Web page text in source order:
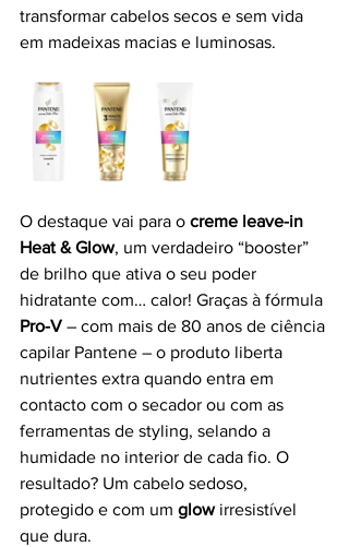
transformar cabelos secos e sem vida
em madeixas macias e luminosas.
O destaque vai para o creme leave-in
Heat & Glow, um verdadeiro “booster”
de brilho que ativa o seu poder
hidratante com… calor! Graças à fórmula
Pro-V – com mais de 80 anos de ciência
capilar Pantene – o produto liberta
nutrientes extra quando entra em
contacto com o secador ou com as
ferramentas de styling, selando a
humidade no interior de cada fio. O
resultado? Um cabelo sedoso,
protegido e com um glow irresistível
que dura.